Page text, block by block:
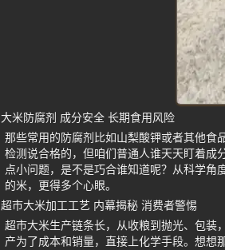
大米防腐剂 成分安全 长期食用风险
那些常用的防腐剂比如山梨酸钾或者其他食
检测说合格的，但咱们普通人谁天天盯着成
点小问题，是不是巧合谁知道呢？从科学
的米，更得多个心眼。
超市大米加工工艺 内幕揭秘 消费者警惕
超市大米生产链条长，从收粮到抛光、包装
产为了成本和销量，直接上化学手段。想想